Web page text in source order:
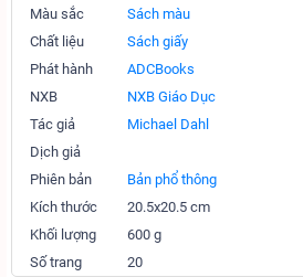
Màu sắc
Sách màu
Chất liệu
Sách giấy
Phát hành
ADCBooks
NXB
NXB Giáo Dục
Tác giả
Michael Dahl
Dịch giả
Phiên bản
Bản phổ thông
Kích thước
20.5x20.5 cm
Khối lượng
600 g
Số trang
20